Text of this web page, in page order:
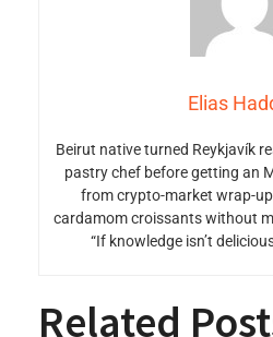
Elias
Beirut native turned Reykjavík
pastry chef before getting an
from crypto-market wrap-
cardamom croissants without
“If knowledge isn’t
Related